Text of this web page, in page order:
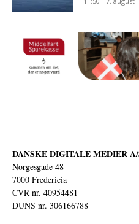
DANSKE DIGITALE MEDIER A/
Norgesgade 48
7000 Fredericia
CVR nr. 40954481
DUNS nr. 306166788